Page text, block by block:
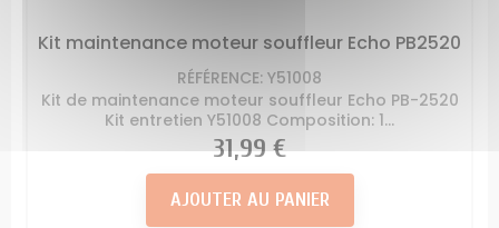
Kit maintenance moteur souffleur Echo PB2520
RÉFÉRENCE: Y51008
Kit de maintenance moteur souffleur Echo PB-2520
Kit entretien Y51008 Composition: 1...
Prix
31,99 €
AJOUTER AU PANIER